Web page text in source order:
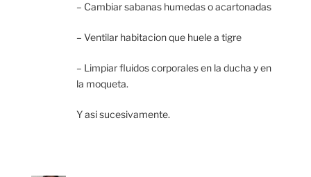
– Cambiar sabanas humedas o acartonadas
– Ventilar habitacion que huele a tigre
– Limpiar fluidos corporales en la ducha y en
la moqueta.
Y asi sucesivamente.